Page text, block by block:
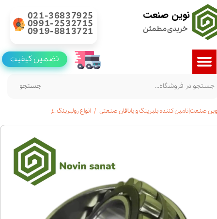
نوین صنعت
خریدی مطمئن
021-36837925
0991-2532715
0919-8813721
جستجو
تضمین کیفیت
صنعت|تامین کننده بلبرینگ و یاتاقان صنعتی انواع رولبرینگ